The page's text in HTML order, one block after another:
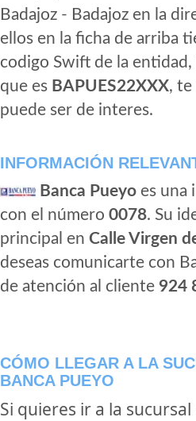
Badajoz - Badajoz en la
ellos en la ficha de arriba
codigo Swift de la
que es BAPUES22XXX, te
puede ser de interes.
INFORMACIÓN
Banca Pueyo es una
con el número 0078. Su
principal en Calle Virgen
deseas comunicarte con
de atención al cliente 924
CÓMO LLEGAR A LA
BANCA PUEYO
Si quieres ir a la sucursal